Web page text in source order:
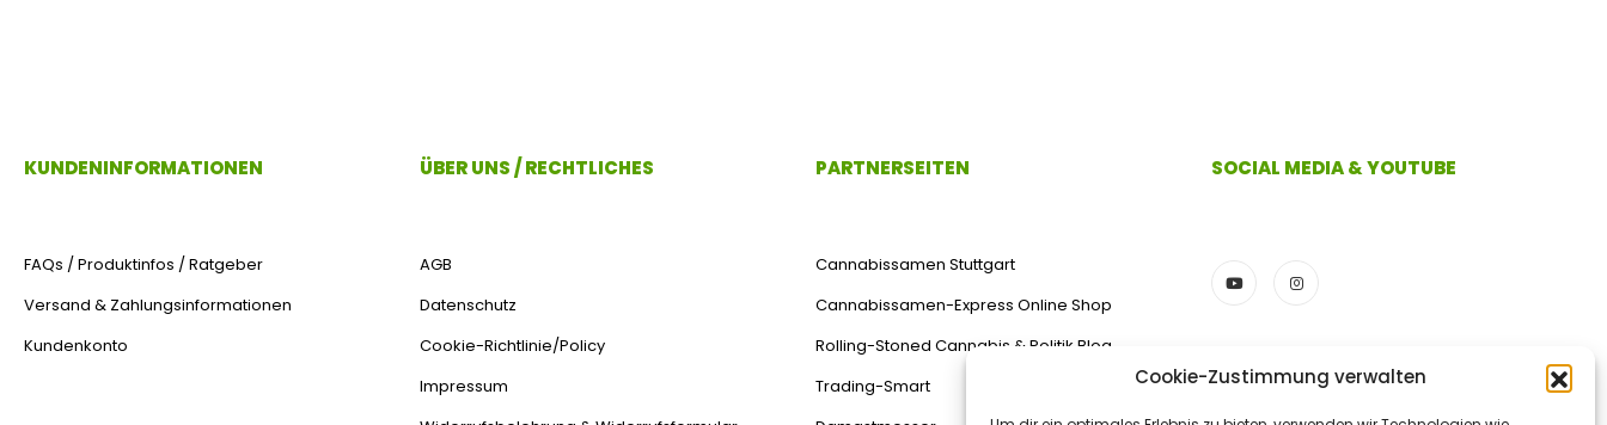
Cookie-Zustimmung verwalten
KUNDENINFORMATIONEN
FAQs / Produktinfos / Ratgeber
Versand & Zahlungsinformationen
Kundenkonto
ÜBER UNS / RECHTLICHES
AGB
Datenschutz
Cookie-Richtlinie/Policy
Impressum
PARTNERSEITEN
Cannabissamen Stuttgart
Cannabissamen-Express Online Shop
Rolling-Stoned Cannabis & Politik Blog
Trading-Smart
SOCIAL MEDIA & YOUTUBE